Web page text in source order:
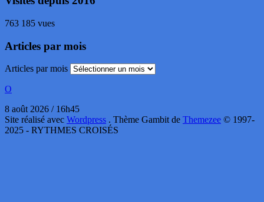
763 185 vues
Articles par mois
Articles par mois
O
8 août 2026 / 16h45
Site réalisé avec Wordpress . Thème Gambit de Themezee © 1997-
2025 - RYTHMES CROISÉS